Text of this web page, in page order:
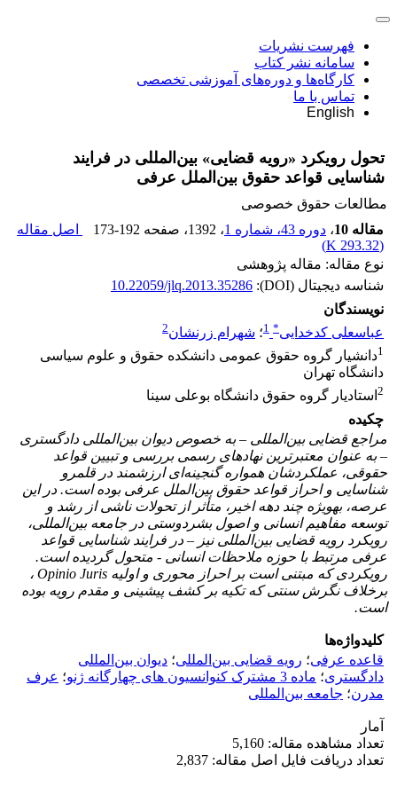
فهرست نشریات
سامانه نشر کتاب
کارگاه‌ها و دوره‌های آموزشی تخصصی
تماس با ما
English
تحول رویکرد «رویه قضایی» بین‌المللی در فرایند
شناسایی قواعد حقوق بین‌الملل عرفی
مطالعات حقوق خصوصی
مقاله 10
، دوره 43، شماره 1 ، 1392 ، صفحه 173-192
اصل مقاله
(
293.32 K
)
نوع مقاله: مقاله پژوهشی
شناسه دیجیتال (DOI):
10.22059/jlq.2013.35286
نویسندگان
عباسعلی کدخدایی*
1؛ شهرام زرنشان2
1دانشیار گروه حقوق عمومی دانشکده حقوق و علوم سیاسی
دانشگاه تهران
2 استادیار گروه حقوق دانشگاه بوعلی سینا
چکیده
مراجع قضایی بین‌المللی – به خصوص دیوان بین‌المللی دادگستری
– به عنوان معتبرترین نهادهای رسمی بررسی و تبیین قواعد
حقوقی، عملکردشان همواره گنجینه‌ای ارزشمند در قلمرو
شناسایی و احراز قواعد حقوق بین‌الملل عرفی بوده است. در این
عرصه، به­ویژه چند دهه اخیر، متأثر از تحولات ناشی از رشد و
توسعه مفاهیم انسانی و اصول بشردوستی در جامعه بین‌المللی،
رویکرد رویه قضایی بین‌المللی نیز – در فرایند شناسایی قواعد
عرفی مرتبط با حوزه ملاحظات انسانی - متحول گردیده است.
رویکردی که مبتنی است بر احراز محوری و اولیه Opinio Juris ،
برخلاف نگرش سنتی که تکیه بر کشف پیشینی و مقدم رویه بوده
است.
کلیدواژه‌ها
قاعده عرفی؛ رویه قضایی بین‌المللی؛ دیوان بین‌المللی
دادگستری؛ ماده 3 مشترک کنوانسیون های چهارگانه ژنو ؛ عرف
مدرن؛ جامعه بین‌المللی
آمار
تعداد مشاهده مقاله: 5,160
تعداد دریافت فایل اصل مقاله: 2,837